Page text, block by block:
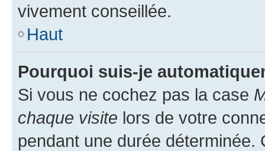
vivement conseillée.
Haut
Pourquoi suis-je
Si vous ne cochez pas la case
chaque visite lors de votre
pendant une durée déterminée.